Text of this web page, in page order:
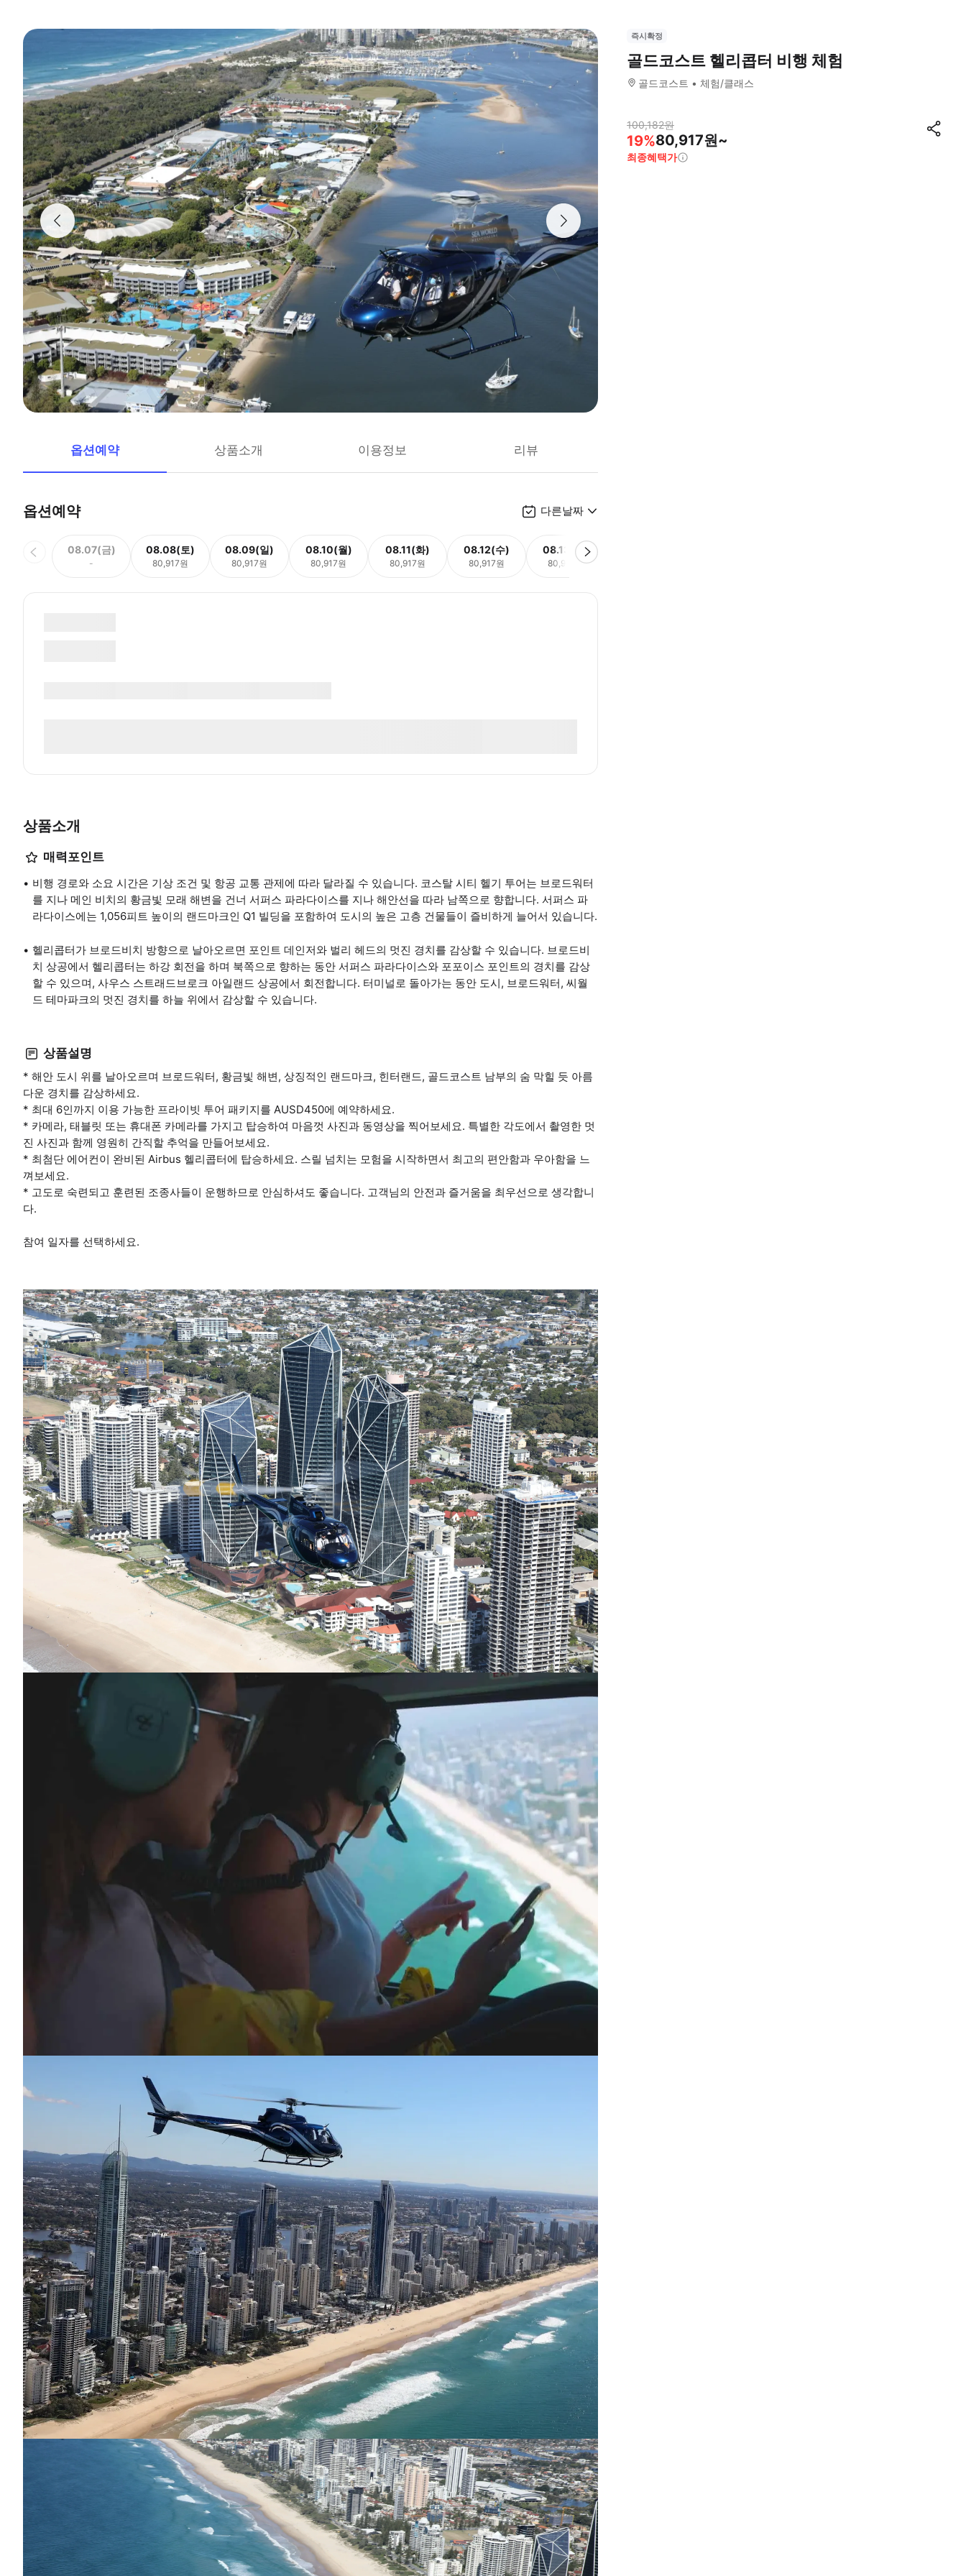
옵션예약 상품소개 이용정보 리뷰
옵션예약 다른날짜
08.07(금)
-
08.08(토)
80,917원
08.09(일)
80,917원
08.10(월)
80,917원
08.11(화)
80,917원
08.12(수)
80,917원
08.13(목)
80,917원
상품소개
매력포인트
비행 경로와 소요 시간은 기상 조건 및 항공 교통 관제에 따라 달라질 수 있습니다. 코스탈 시티 헬기 투어는 브로드워터
를 지나 메인 비치의 황금빛 모래 해변을 건너 서퍼스 파라다이스를 지나 해안선을 따라 남쪽으로 향합니다. 서퍼스 파
라다이스에는 1,056피트 높이의 랜드마크인 Q1 빌딩을 포함하여 도시의 높은 고층 건물들이 즐비하게 늘어서 있습니다.
헬리콥터가 브로드비치 방향으로 날아오르면 포인트 데인저와 벌리 헤드의 멋진 경치를 감상할 수 있습니다. 브로드비
치 상공에서 헬리콥터는 하강 회전을 하며 북쪽으로 향하는 동안 서퍼스 파라다이스와 포포이스 포인트의 경치를 감상
할 수 있으며, 사우스 스트래드브로크 아일랜드 상공에서 회전합니다. 터미널로 돌아가는 동안 도시, 브로드워터, 씨월
드 테마파크의 멋진 경치를 하늘 위에서 감상할 수 있습니다.
상품설명
* 해안 도시 위를 날아오르며 브로드워터, 황금빛 해변, 상징적인 랜드마크, 힌터랜드, 골드코스트 남부의 숨 막힐 듯 아름
다운 경치를 감상하세요.
* 최대 6인까지 이용 가능한 프라이빗 투어 패키지를 AUSD450에 예약하세요.
* 카메라, 태블릿 또는 휴대폰 카메라를 가지고 탑승하여 마음껏 사진과 동영상을 찍어보세요. 특별한 각도에서 촬영한 멋
진 사진과 함께 영원히 간직할 추억을 만들어보세요.
* 최첨단 에어컨이 완비된 Airbus 헬리콥터에 탑승하세요. 스릴 넘치는 모험을 시작하면서 최고의 편안함과 우아함을 느
껴보세요.
* 고도로 숙련되고 훈련된 조종사들이 운행하므로 안심하셔도 좋습니다. 고객님의 안전과 즐거움을 최우선으로 생각합니
다.
참여 일자를 선택하세요.
즉시확정
골드코스트 헬리콥터 비행 체험
골드코스트 체험/클래스
100,182원
19%80,917원~
최종혜택가